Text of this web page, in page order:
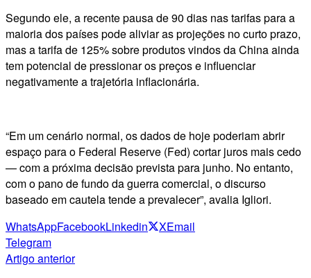
Segundo ele, a recente pausa de 90 dias nas tarifas para a
maioria dos países pode aliviar as projeções no curto prazo,
mas a tarifa de 125% sobre produtos vindos da China ainda
tem potencial de pressionar os preços e influenciar
negativamente a trajetória inflacionária.
“Em um cenário normal, os dados de hoje poderiam abrir
espaço para o Federal Reserve (Fed) cortar juros mais cedo
— com a próxima decisão prevista para junho. No entanto,
com o pano de fundo da guerra comercial, o discurso
baseado em cautela tende a prevalecer”, avalia Igliori.
WhatsAppFacebookLinkedin XEmail
Telegram
Artigo anterior